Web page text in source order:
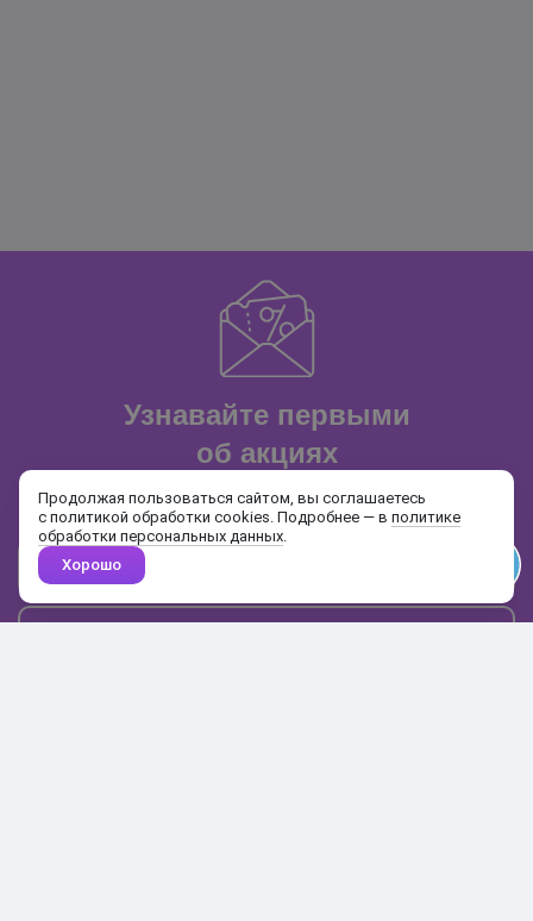
Узнавайте первыми
об акциях
и распродажах
Почта
Продолжая пользоваться сайтом, вы соглашаетесь
с политикой обработки cookies. Подробнее — в политике
обработки персональных данных.
Хорошо